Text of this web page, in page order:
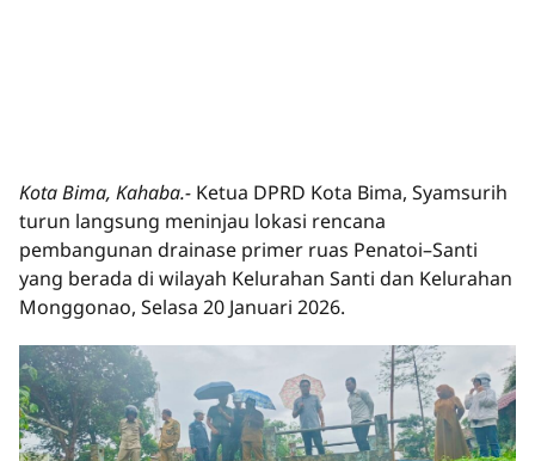
Kota Bima, Kahaba.- Ketua DPRD Kota Bima, Syamsurih
turun langsung meninjau lokasi rencana
pembangunan drainase primer ruas Penatoi–Santi
yang berada di wilayah Kelurahan Santi dan Kelurahan
Monggonao, Selasa 20 Januari 2026.